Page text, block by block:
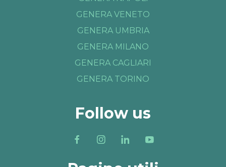
GENERA VENETO
GENERA UMBRIA
GENERA MILANO
GENERA CAGLIARI
GENERA TORINO
Follow us